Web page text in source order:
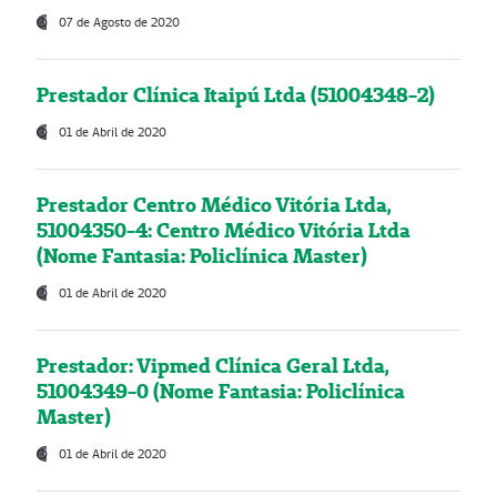
07 de Agosto de 2020
Prestador Clínica Itaipú Ltda (51004348-2)
01 de Abril de 2020
Prestador Centro Médico Vitória Ltda,
51004350-4: Centro Médico Vitória Ltda
(Nome Fantasia: Policlínica Master)
01 de Abril de 2020
Prestador: Vipmed Clínica Geral Ltda,
51004349-0 (Nome Fantasia: Policlínica
Master)
01 de Abril de 2020